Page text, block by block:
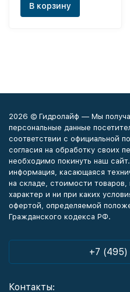
В корзину
2026 © Гидролайф — Мы
персональные данные
соответствии с официальной
согласия на обработку своих
необходимо покинуть наш
информация, касающаяся
на складе, стоимости
характер и ни при каких
офертой, определяемой
Гражданского кодекса РФ.
+7 (495)
Контакты: